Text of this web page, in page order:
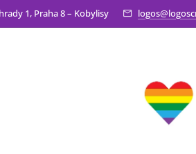
1, Praha 8 – Kobylisy